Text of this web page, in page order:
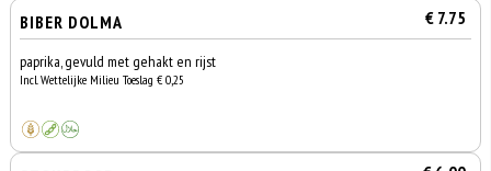
BIBER DOLMA € 7.75
paprika, gevuld met gehakt en rijst
Incl. Wettelijke Milieu Toeslag € 0,25